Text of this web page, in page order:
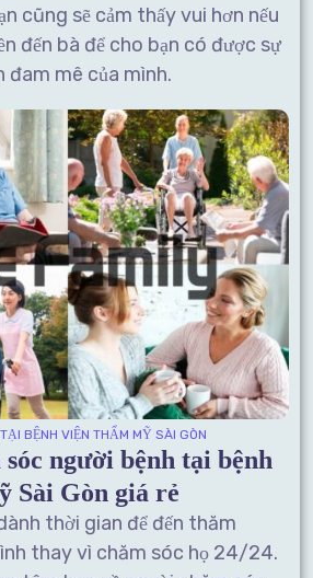
cũng sẽ cảm thấy vui hơn nếu
đến bà để cho bạn có được sự
đam mê của mình.
BỆNH VIỆN THẨM MỸ SÀI GÒN
người bệnh tại bệnh
Sài Gòn giá rẻ
thời gian để đến thăm
thay vì chăm sóc họ 24/24.